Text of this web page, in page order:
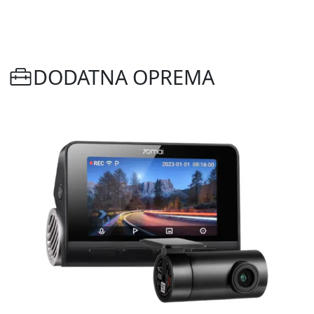
DODATNA OPREMA